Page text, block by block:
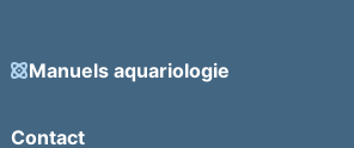
Manuels aquariologie
Contact